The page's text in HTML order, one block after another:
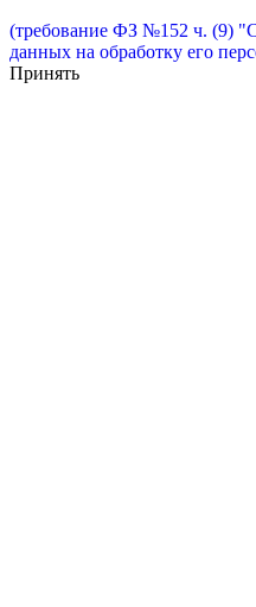
(требование ФЗ №152 ч. (9)
данных на обработку его
Принять